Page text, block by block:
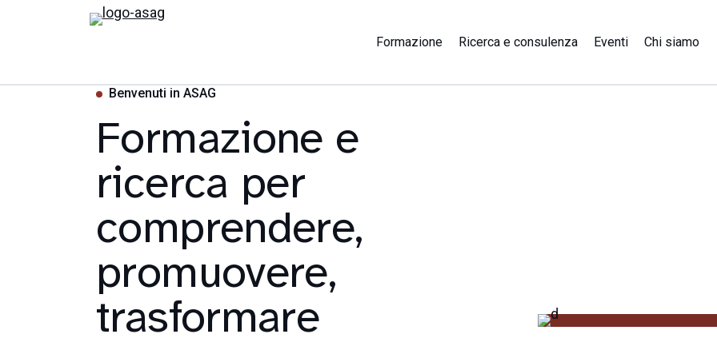
Formazione Ricerca e consulenza Eventi Chi siamo
Benvenuti in ASAG
Formazione e
ricerca per
comprendere,
promuovere,
trasformare